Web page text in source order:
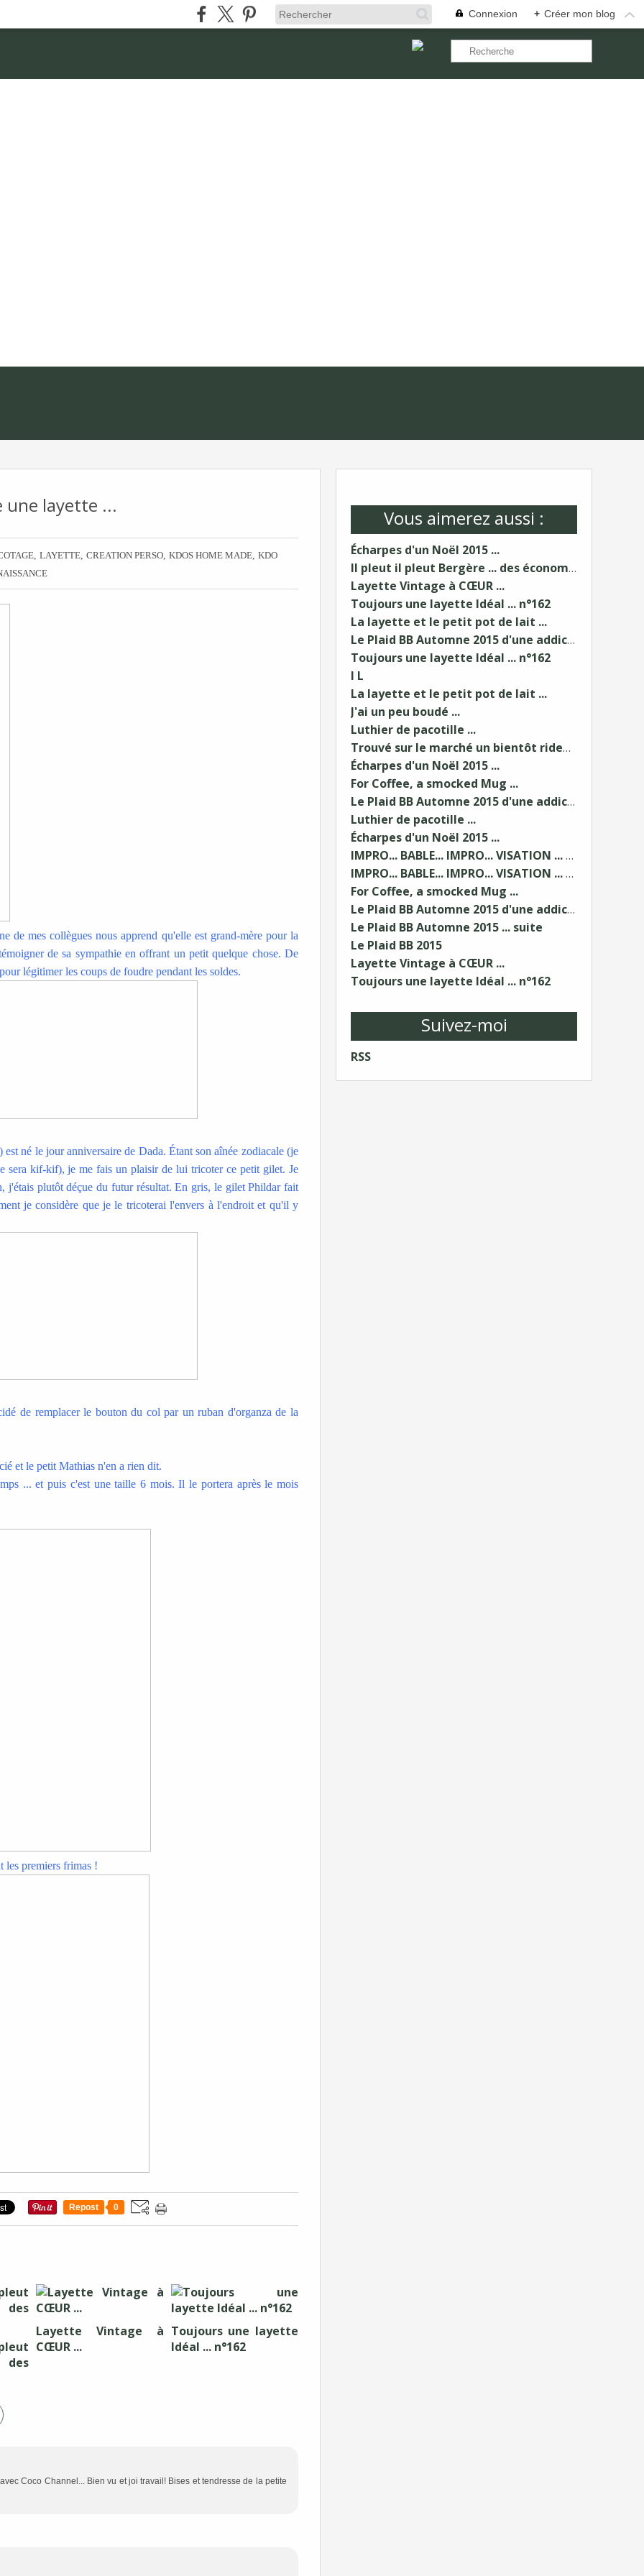
Connexion + Créer mon blog
Vous aimerez aussi :
Écharpes d'un Noël 2015 ...
Il pleut il pleut Bergère ... des économies ...
Layette Vintage à CŒUR ...
Toujours une layette Idéal ... n°162
La layette et le petit pot de lait ...
Le Plaid BB Automne 2015 d'une addict...
Toujours une layette Idéal ... n°162
I L
La layette et le petit pot de lait ...
J'ai un peu boudé ...
Luthier de pacotille ...
Trouvé sur le marché un bientôt rideau ...
Écharpes d'un Noël 2015 ...
For Coffee, a smocked Mug ...
Le Plaid BB Automne 2015 d'une addict...
Luthier de pacotille ...
Écharpes d'un Noël 2015 ...
IMPRO... BABLE... IMPRO... VISATION ... 2/2 ...
IMPRO... BABLE... IMPRO... VISATION ... 1/2
For Coffee, a smocked Mug ...
Le Plaid BB Automne 2015 d'une addict...
Le Plaid BB Automne 2015 ... suite
Le Plaid BB 2015
Layette Vintage à CŒUR ...
Toujours une layette Idéal ... n°162
Suivez-moi
RSS
une layette ...
LAYETTE CREATION PERSO KDOS HOME MADE
KDO
de mes collègues nous apprend qu'elle est grand-mère pour la
de sa sympathie en offrant un petit quelque chose. De
légitimer les coups de foudre pendant les soldes.
né le jour anniversaire de Dada. Étant son aînée zodiacale (je
sera kif-kif), je me fais un plaisir de lui tricoter ce petit gilet. Je
j'étais plutôt déçue du futur résultat. En gris, le gilet Phildar fait
je considère que je le tricoterai l'envers à l'endroit et qu'il y
de remplacer le bouton du col par un ruban d'organza de la
et le petit Mathias n'en a rien dit.
... et puis c'est une taille 6 mois. Il le portera après le mois
les premiers frimas !
Repost 0
Layette Vintage à
CŒUR ...
Toujours une layette
Idéal ... n°162
Coco Channel... Bien vu et joi travail! Bises et tendresse de la petite